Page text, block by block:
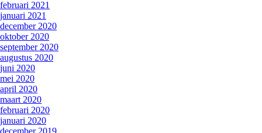
februari 2021
januari 2021
december 2020
oktober 2020
september 2020
augustus 2020
juni 2020
mei 2020
april 2020
maart 2020
februari 2020
januari 2020
december 2019